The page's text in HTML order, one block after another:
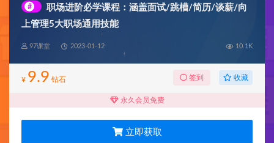
#
职场进阶必学课程：涵盖面试/跳槽/简历/谈薪/向
上管理5大职场通用技能
97课堂 2023-01-12 10.1K
¥ 9.9 钻石 签到 收藏
永久会员免费
立即获取